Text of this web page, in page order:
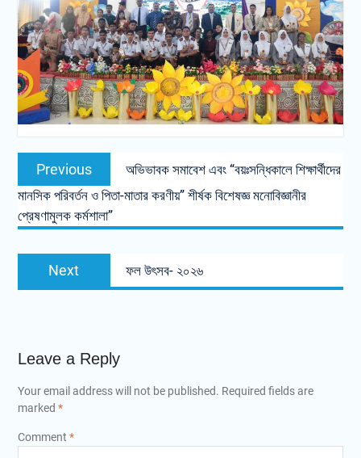
Previous
অভিভাবক সমাবেশ এবং “বয়ঃসন্ধিকালে শিক্ষার্থীদের
মানসিক পরিবর্তন ও পিতা-মাতার করণীয়” শীর্ষক বিশেষজ্ঞ মনোবিজ্ঞানীর
প্রেষণামুলক কর্মশালা”
Next ফল উৎসব- ২০২৬
Leave a Reply
Your email address will not be published. Required fields are
marked *
Comment *